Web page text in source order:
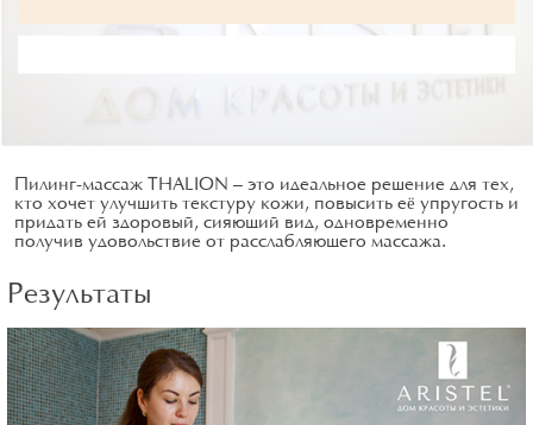
Пилинг-массаж THALION — это идеальное решение для тех,
кто хочет улучшить текстуру кожи, повысить её упругость и
придать ей здоровый, сияющий вид, одновременно
получив удовольствие от расслабляющего массажа.
Результаты